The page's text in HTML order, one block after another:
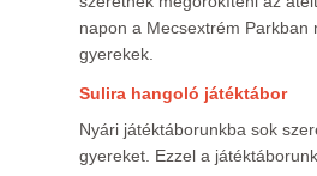
napon a Mecsextrém
gyerekek.
Sulira hangoló játéktábor
Nyári játéktáborunkba sok
gyereket. Ezzel a